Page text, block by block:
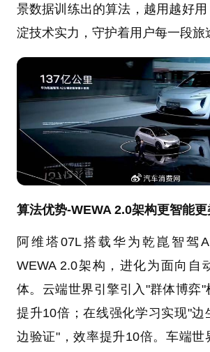
景数据训练出的算法，越用越好
淀技术实力，守护着用户每一段旅
算法优势-WEWA 2.0架构更智能更
阿维塔07L搭载华为乾崑智驾
WEWA 2.0架构，进化为面向自
体。云端世界引擎引入"群体博弈"
提升10倍；在线强化学习实现"边
边验证"，效率提升10倍。车端世